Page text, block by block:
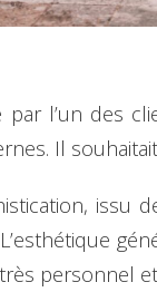
par l’un des
Il
issu
personnel